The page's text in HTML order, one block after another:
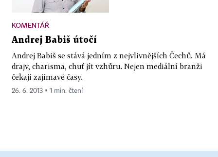
KOMENTÁŘ
Andrej Babiš útočí
Andrej Babiš se stává jedním z nejvlivnějších Čechů. Má
drajv, charisma, chuť jít vzhůru. Nejen mediální branži
čekají zajímavé časy.
26. 6. 2013 ▪ 1 min. čtení